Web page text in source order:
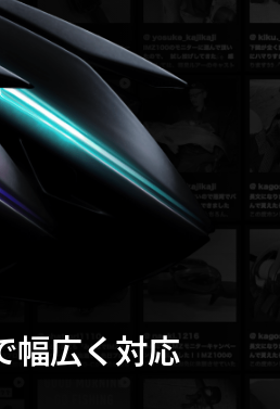
幅広く対応